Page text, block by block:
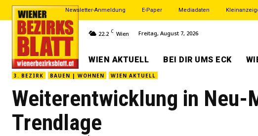
Newsletter-Anmeldung E-Paper Mediadaten
22.2 C Wien Freitag, August 7, 2026
WIEN AKTUELL BEI DIR UMS ECK
3. BEZIRK BAUEN | WOHNEN WIEN AKTUELL
Weiterentwicklung in Neu-
Trendlage